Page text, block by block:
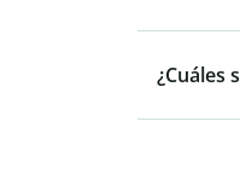
¿Cuáles